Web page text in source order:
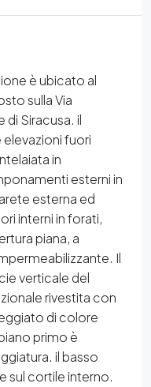
è ubicato al
sulla Via
di Siracusa. il
fuori
in
esterni in
esterna ed
interni in forati,
piana, a
Il
verticale del
rivestita con
di colore
primo è
il basso
sul cortile interno.